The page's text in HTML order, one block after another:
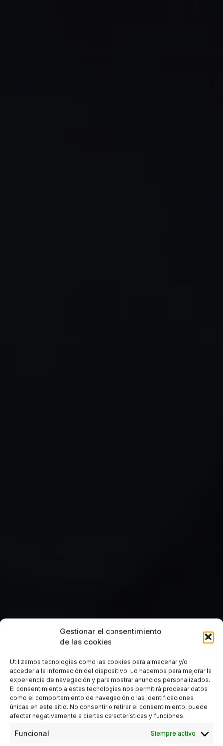
Gestionar el consentimiento
de las cookies
Utilizamos tecnologías como las cookies para almacenar y/o
acceder a la información del dispositivo. Lo hacemos para mejorar la
experiencia de navegación y para mostrar anuncios personalizados.
El consentimiento a estas tecnologías nos permitirá procesar datos
como el comportamiento de navegación o las identificaciones
únicas en este sitio. No consentir o retirar el consentimiento, puede
afectar negativamente a ciertas características y funciones.
Funcional Siempre activo